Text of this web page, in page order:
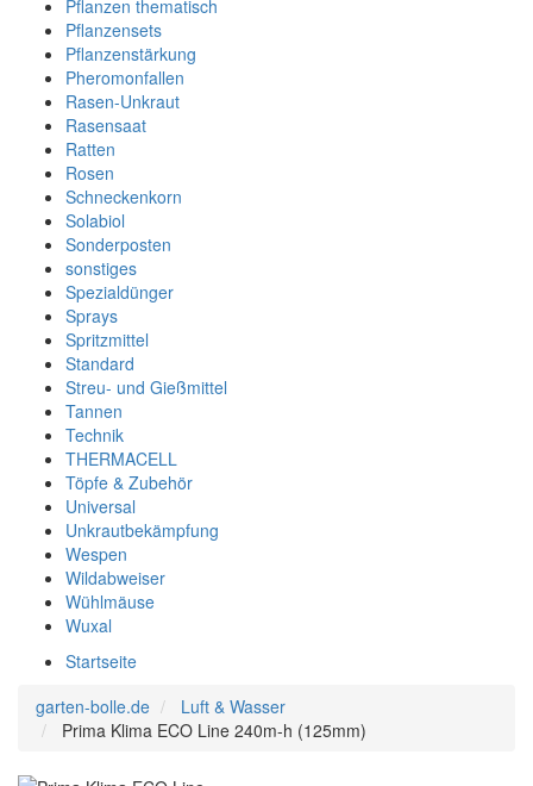
Pflanzen thematisch
Pflanzensets
Pflanzenstärkung
Pheromonfallen
Rasen-Unkraut
Rasensaat
Ratten
Rosen
Schneckenkorn
Solabiol
Sonderposten
sonstiges
Spezialdünger
Sprays
Spritzmittel
Standard
Streu- und Gießmittel
Tannen
Technik
THERMACELL
Töpfe & Zubehör
Universal
Unkrautbekämpfung
Wespen
Wildabweiser
Wühlmäuse
Wuxal
Startseite
garten-bolle.de
Luft & Wasser
Prima Klima ECO Line 240m-h (125mm)